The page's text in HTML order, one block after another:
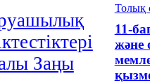
Заңы
Толық
11-
және